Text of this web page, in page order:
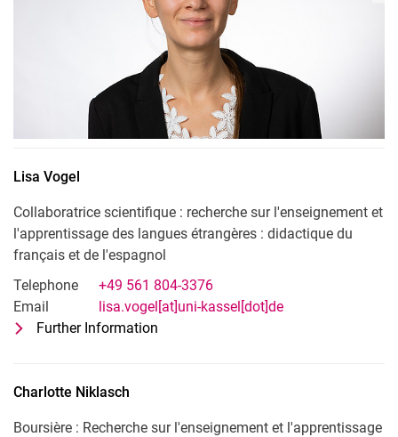
Lisa Vogel
Collaboratrice scientifique : recherche sur l'enseignement et
l'apprentissage des langues étrangères : didactique du
français et de l'espagnol
Telephone
+49 561 804-3376
Email
lisa.vogel[at]uni-kassel[dot]de
Further Information
Charlotte Niklasch
Boursière : Recherche sur l'enseignement et l'apprentissage